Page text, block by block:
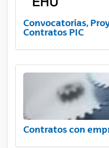
Convocatorias,
Contratos PIC
Contratos con